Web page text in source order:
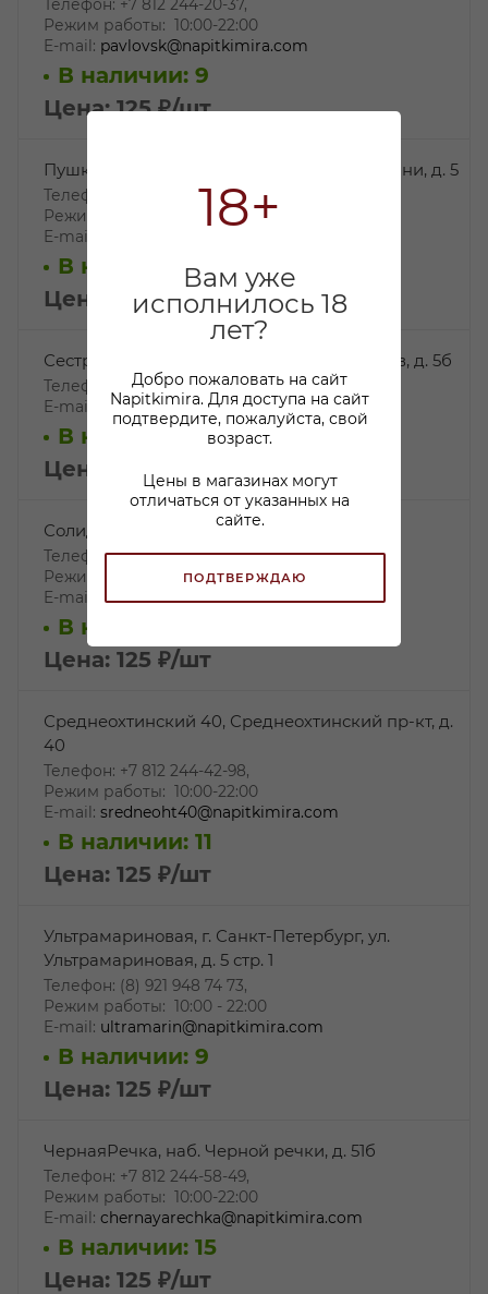
18+
Вам уже
исполнилось 18
лет?
Добро пожаловать на сайт
Napitkimira. Для доступа на сайт
подтвердите, пожалуйста, свой
возраст.
Цены в магазинах могут
отличаться от указанных на
сайте.
ПОДТВЕРЖДАЮ
Телефон: +7 812 244-20-37,
Режим работы: 10:00-22:00
E-mail: pavlovsk@napitkimira.com
В наличии: 9
Цена: 125₽/шт
Пушкин2, г. Пушкин, ул. Архитектора Данини, д. 5
Телефон: +7 812 244-49-19,
Режим работы: 10:00-22:00
E-mail:
В наличии: 16
Цена: 125₽/шт
Сестрорецк, г. Сестрорецк, ул. Коммунаров, д. 5б
Телефон: +7 812 244-15-91,
E-mail:
sestr5@napitkimira.com
В наличии: 9
Цена: 125
Солидарности, пр-кт Солидарности, д. 14
Телефон: +7 812 244-42-91,
Режим работы: 10:00-22:00
E-mail:
solid14@napitkimira.com
В наличии: 17
Цена: 125 ₽/шт
Среднеохтинский 40, Среднеохтинский пр-кт, д.
40
Телефон: +7 812 244-42-98,
Режим работы: 10:00-22:00
E-mail: sredneoht40@napitkimira.com
В наличии: 11
Цена: 125 ₽/шт
Ультрамариновая, г. Санкт-Петербург, ул.
Ультрамариновая, д. 5 стр. 1
Телефон: (8) 921 948 74 73,
Режим работы: 10:00 - 22:00
E-mail: ultramarin@napitkimira.com
В наличии: 9
Цена: 125 ₽/шт
ЧернаяРечка, наб. Черной речки, д. 51б
Телефон: +7 812 244-58-49,
Режим работы: 10:00-22:00
E-mail: chernayarechka@napitkimira.com
В наличии: 15
Цена: 125 ₽/шт